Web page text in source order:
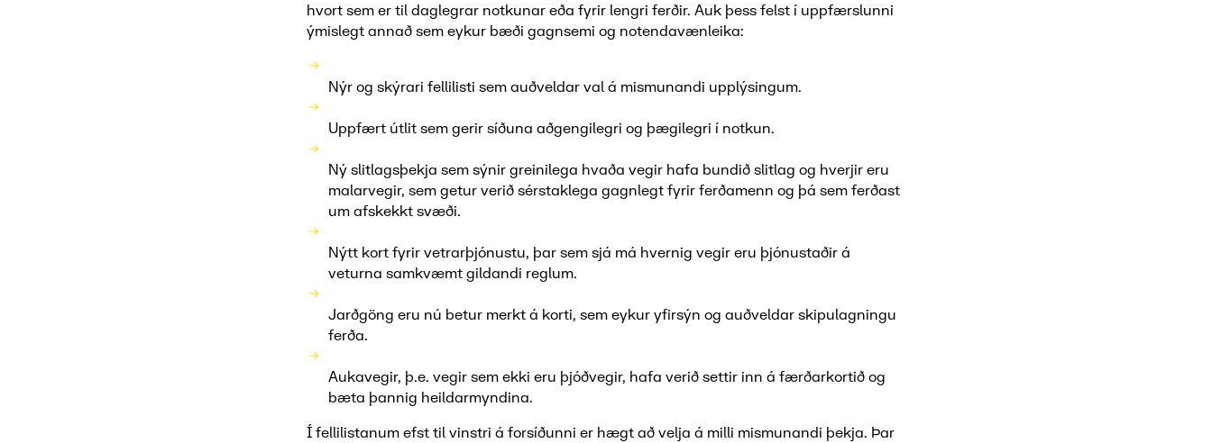
hvort sem er til daglegrar notkunar eða fyrir lengri ferðir. Auk þess felst í uppfærslunni
ýmislegt annað sem eykur bæði gagnsemi og notendavænleika:
Nýr og skýrari fellilisti sem auðveldar val á mismunandi upplýsingum.
Uppfært útlit sem gerir síðuna aðgengilegri og þægilegri í notkun.
Ný slitlagsþekja sem sýnir greinilega hvaða vegir hafa bundið slitlag og hverjir eru
malarvegir, sem getur verið sérstaklega gagnlegt fyrir ferðamenn og þá sem ferðast
um afskekkt svæði.
Nýtt kort fyrir vetrarþjónustu, þar sem sjá má hvernig vegir eru þjónustaðir á
veturna samkvæmt gildandi reglum.
Jarðgöng eru nú betur merkt á korti, sem eykur yfirsýn og auðveldar skipulagningu
ferða.
Aukavegir, þ.e. vegir sem ekki eru þjóðvegir, hafa verið settir inn á færðarkortið og
bæta þannig heildarmyndina.
Í fellilistanum efst til vinstri á forsíðunni er hægt að velja á milli mismunandi þekja. Þar